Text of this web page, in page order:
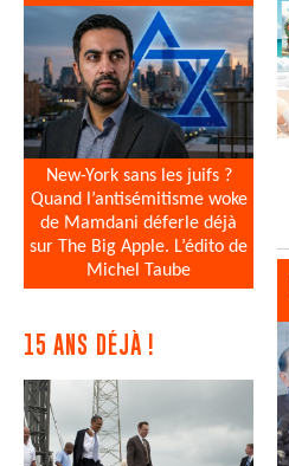
New-York sans les juifs ?
Quand l’antisémitisme woke
de Mamdani déferle déjà
sur The Big Apple. L’édito de
Michel Taube
15 ANS DÉJÀ !